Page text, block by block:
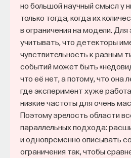
но большой научный смысл у
только тогда, когда их
в ограничения на модели. Для
учитывать, что детекторы
чувствительность к разным
событий может быть
что её нет, а потому, что она
где эксперимент хуже
низкие частоты для очень
Поэтому зрелость области
параллельных подхода:
и одновременно описывать
ограничения так, чтобы